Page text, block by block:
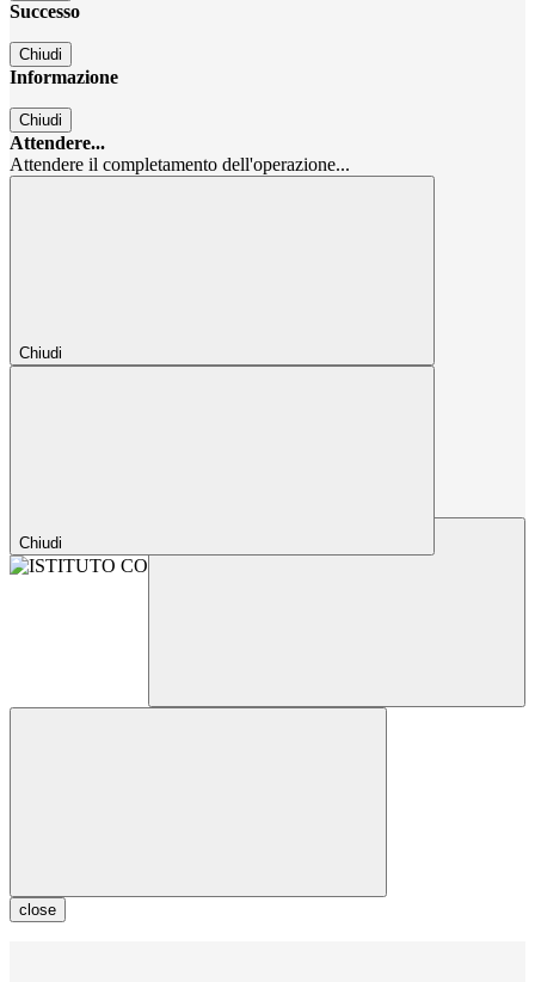
Successo
Chiudi
Informazione
Chiudi
Attendere...
Attendere il completamento dell'operazione...
Chiudi
Chiudi
close